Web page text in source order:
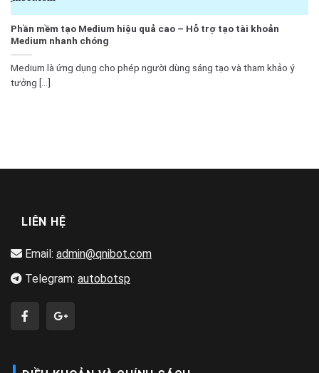
Phần mềm tạo Medium hiệu quả cao – Hỗ trợ tạo tài khoản
Medium nhanh chóng
Medium là ứng dụng cho phép người dùng sáng tạo và tham khảo ý
tưởng [...]
LIÊN HỆ
Email: admin@qnibot.com
Telegram: autobotsp